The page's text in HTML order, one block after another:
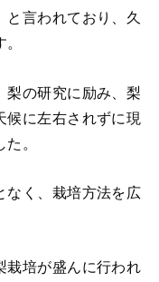
言われており、久
梨の研究に励み、梨
候に左右されずに現
。
なく、栽培方法を広
栽培が盛んに行われ